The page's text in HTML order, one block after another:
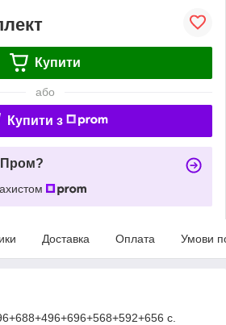
Купити
або
Купити з
Пром?
Доставка Оплата Умови
с.